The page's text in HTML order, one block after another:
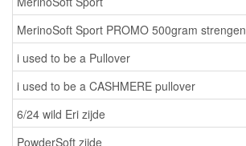
MerinoSoft Sport PROMO 500gram strengen
i used to be a Pullover
i used to be a CASHMERE pullover
6/24 wild Eri zijde
PowderSoft zijde